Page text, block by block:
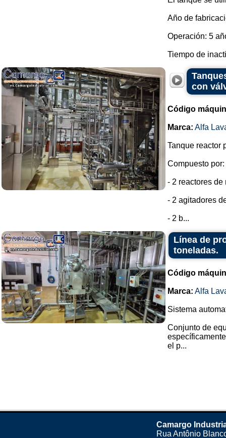
Año de
Operación: 5
Tiempo de
con
Código
Marca: Alfa
Tanque reactor
Compuesto por:
- 2 reactores
- 2 agitadores
- 2 b...
Línea de
toneladas.
Código
Marca: Alfa
Sistema
Conjunto de
el p...
Camargo
Rua Antônio